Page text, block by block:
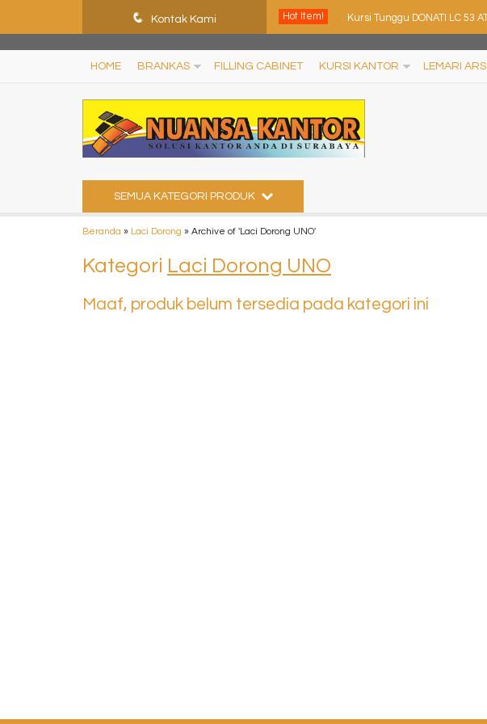
ShHJDjQkcPDuLJpz5vo9xB9ewDNF0CFUN1SBEXTVeWo
q Kontak Kami Hot Item! Kursi Tunggu DONATI LC 53
Jual Lemari Arsip UNO UST
Kursi Staff Kantor Chairman
Partisi Kantor Uno Premium 2
HOME BRANKAS FILLING CABINET KURSI KANTOR LEMARI
SEMUA KATEGORI PRODUK
Beranda » Laci Dorong » Archive of 'Laci Dorong UNO'
Kategori Laci Dorong UNO
Maaf, produk belum tersedia pada kategori ini